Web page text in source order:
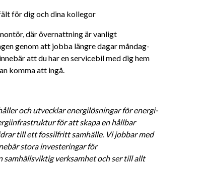
för dig och dina kollegor
där övernattning är vanligt
genom att jobba längre dagar måndag-
att du har en servicebil med dig hem
komma att ingå.
och utvecklar energilösningar för energi-
för att skapa en hållbar
till ett fossilfritt samhälle. Vi jobbar med
stora investeringar för
samhällsviktig verksamhet och ser till allt